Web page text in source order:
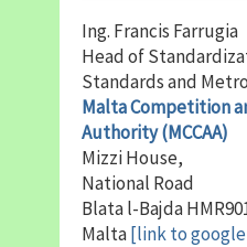
Ing. Francis Farrugia
Head of
Standards and
Malta Competition
Authority (MCCAA)
Mizzi House,
National Road
Blata l-Bajda
Malta[link to